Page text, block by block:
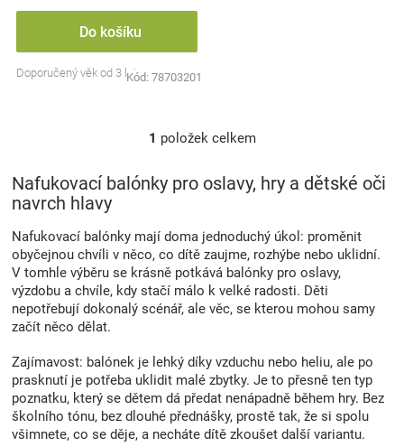
Blog
Do košíku
Doporučený věk od 3 letKód: 78703201
O
l
a
c
í
p
r
v
v
ý
p
i
s
1 položek celkem
Nafukovací balónky pro oslavy, hry a dětské oči
navrch hlavy
Nafukovací balónky mají doma jednoduchý úkol: proměnit
obyčejnou chvíli v něco, co dítě zaujme, rozhýbe nebo uklidní.
V tomhle výběru se krásně potkává balónky pro oslavy,
výzdobu a chvíle, kdy stačí málo k velké radosti. Děti
nepotřebují dokonalý scénář, ale věc, se kterou mohou samy
začít něco dělat.
Zajímavost: balónek je lehký díky vzduchu nebo heliu, ale po
prasknutí je potřeba uklidit malé zbytky. Je to přesně ten typ
poznatku, který se dětem dá předat nenápadně během hry. Bez
školního tónu, bez dlouhé přednášky, prostě tak, že si spolu
všimnete, co se děje, a necháte dítě zkoušet další variantu.